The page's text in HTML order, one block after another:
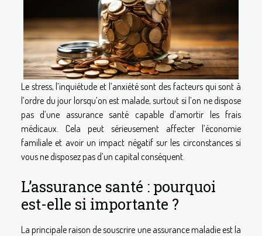
Le stress, l’inquiétude et l’anxiété sont des facteurs qui sont à
l’ordre du jour lorsqu’on est malade, surtout si l’on ne dispose
pas d’une assurance santé capable d’amortir les frais
médicaux. Cela peut sérieusement affecter l’économie
familiale et avoir un impact négatif sur les circonstances si
vous ne disposez pas d’un capital conséquent.
L’assurance santé : pourquoi
est-elle si importante ?
La principale raison de souscrire une assurance maladie est la